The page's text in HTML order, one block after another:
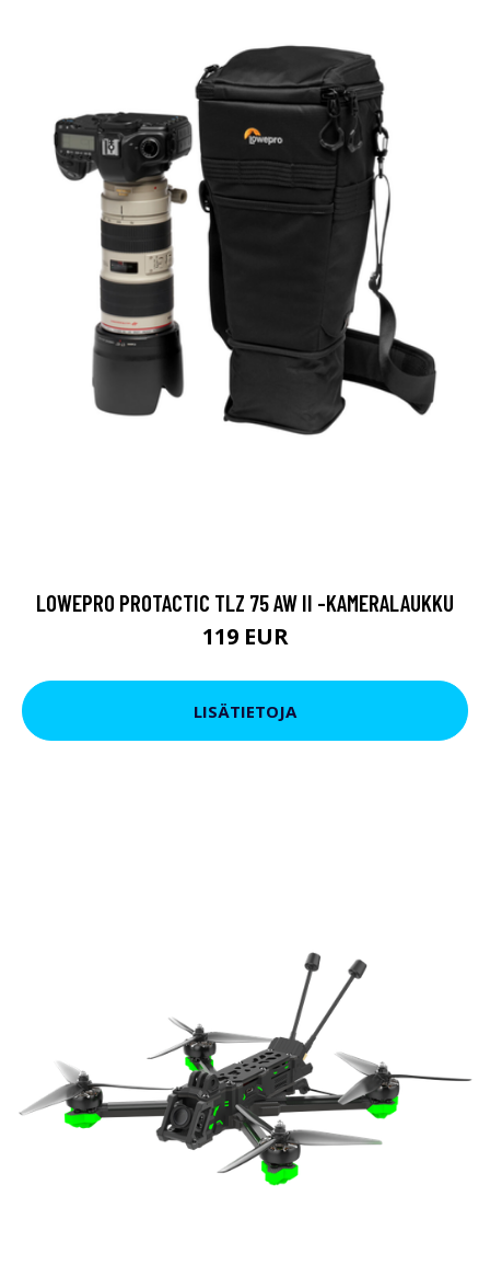
LOWEPRO PROTACTIC TLZ 75 AW II -KAMERALAUKKU
119 EUR
LISÄTIETOJA